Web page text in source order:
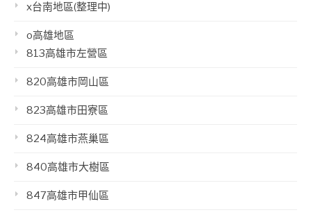
x台南地區(整理中)
o高雄地區
813高雄市左營區
820高雄市岡山區
823高雄市田寮區
824高雄市燕巢區
840高雄市大樹區
847高雄市甲仙區